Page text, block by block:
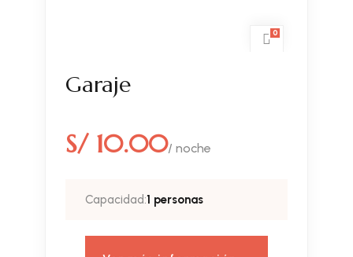
0
Garaje
S/ 10.00/ noche
Capacidad:1 personas